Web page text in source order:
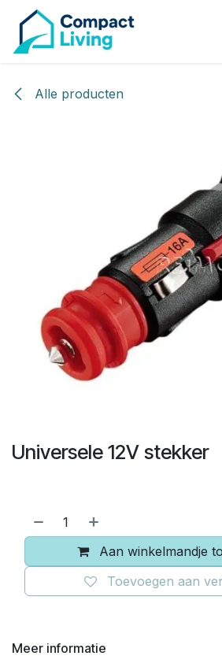
Alle producten
Universele 12V stekker
Aan winkelmandje
Toevoegen aan
Meer informatie